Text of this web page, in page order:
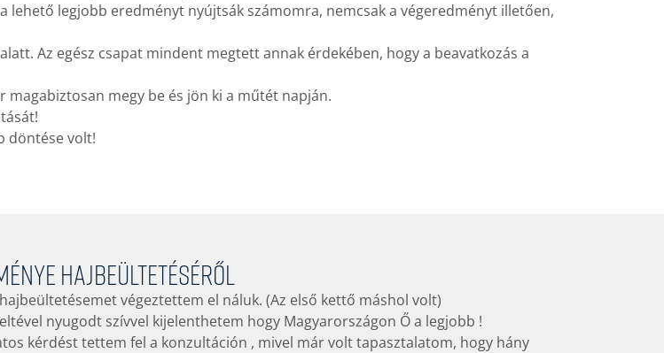
legjobb eredményt nyújtsák számomra, nemcsak a végeredményt illetően,
Az egész csapat mindent megtett annak érdekében, hogy a beavatkozás a
megy be és jön ki a műtét napján.
döntése volt!
hajbeültetéséről
végeztettem el náluk. (Az első kettő máshol volt)
nyugodt szívvel kijelenthetem hogy Magyarországon Ő a legjobb !
kérdést tettem fel a konzultáción , mivel már volt tapasztalatom, hogy hány